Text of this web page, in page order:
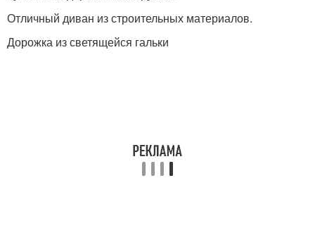
Отличный диван из строительных материалов.
Дорожка из светящейся гальки